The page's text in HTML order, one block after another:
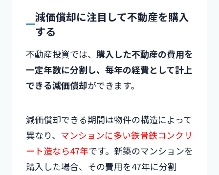
減価償却に注目して不動産を購入
する
不動産投資では、 購入した不動産の費用を
一定年数に分割し、毎年の経費として計上
できる減価償却ができます。
減価償却できる期間は物件の構造によって
異なり、 マンションに多い鉄骨鉄コンクリ
ート造なら47年です。新築のマンションを
購入した場合、その費用を47年に分割